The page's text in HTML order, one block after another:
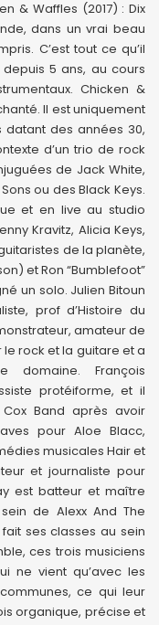
& Waffles (2017) : Dix
dans un vrai beau
C’est tout ce qu’il
5 ans, au cours
Chicken &
Il est uniquement
des années 30,
d’un trio de rock
de Jack White,
ou des Black Keys.
et en live au studio
Kravitz, Alicia Keys,
de la planète,
et Ron “Bumblefoot”
un solo. Julien Bitoun
prof d’Histoire du
amateur de
rock et la guitare et a
domaine. François
protéiforme, et il
Band après avoir
pour Aloe Blacc,
musicales Hair et
et journaliste pour
est batteur et maître
de Alexx And The
ses classes au sein
ces trois musiciens
ne vient qu’avec les
ce qui leur
organique, précise et